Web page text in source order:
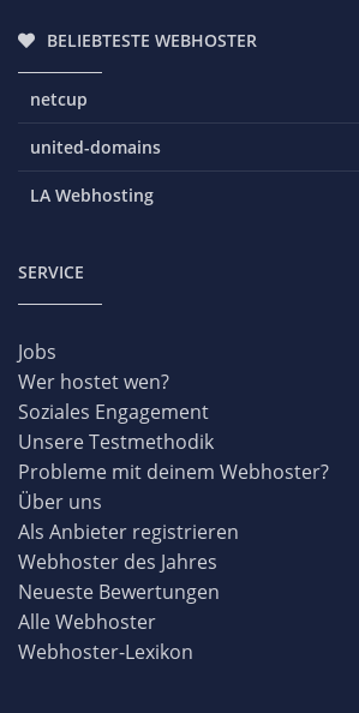
BELIEBTESTE WEBHOSTER
netcup
united-domains
LA Webhosting
SERVICE
Jobs
Wer hostet wen?
Soziales Engagement
Unsere Testmethodik
Probleme mit deinem Webhoster?
Über uns
Als Anbieter registrieren
Webhoster des Jahres
Neueste Bewertungen
Alle Webhoster
Webhoster-Lexikon